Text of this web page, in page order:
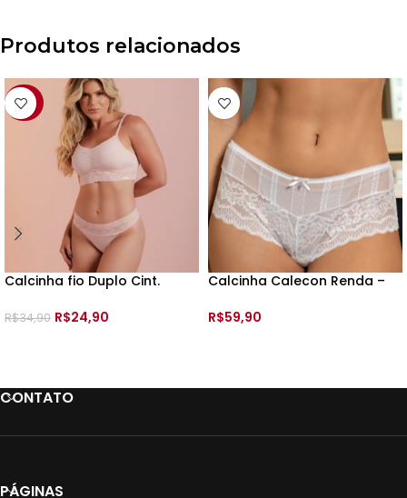
Produtos relacionados
-29%
Calcinha fio Duplo Cint.
R$34,90 R$24,90
Calcinha Calecon Renda –
R$59,90
CONTATO
PÁGINAS